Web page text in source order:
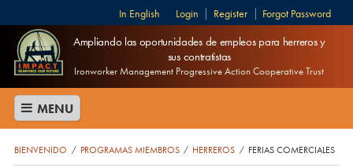
Login Register Forgot Password
English
Ampliando las oportunidades de empleos para herreros y
sus contratistas
Ironworker Management Progressive Action Cooperative Trust
MENU
BIENVENIDO / PROGRAMAS MIEMBROS / HERREROS / FERIAS COMERCIALES